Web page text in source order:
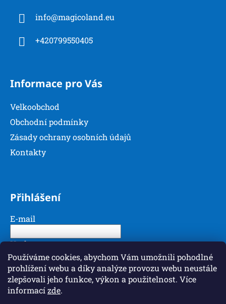
Používáme cookies, abychom Vám umožnili pohodlné
prohlížení webu a díky analýze provozu webu neustále
zlepšovali jeho funkce, výkon a použitelnost. Více
informacízde.
info@magicoland.eu
+420799550405
Informace pro Vás
Velkoobchod
Obchodní podmínky
Zásady ochrany osobních údajů
Kontakty
Přihlášení
E-mail
Heslo
PŘIHLÁSIT SE
Nová registrace